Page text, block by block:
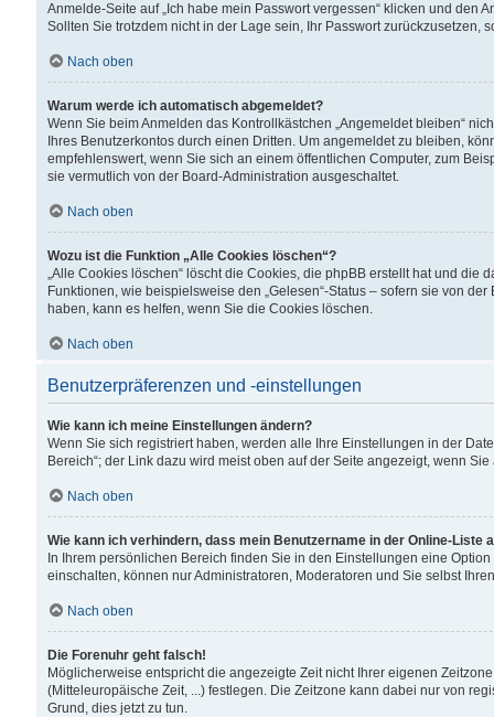
Anmelde-Seite auf „Ich habe mein Passwort vergessen“ klicken und
Sollten Sie trotzdem nicht in der Lage sein, Ihr Passwort zurückzusetzen,
Nach oben
Warum werde ich automatisch abgemeldet?
Wenn Sie beim Anmelden das Kontrollkästchen „Angemeldet bleiben“
Ihres Benutzerkontos durch einen Dritten. Um angemeldet zu bleiben,
empfehlenswert, wenn Sie sich an einem öffentlichen Computer, zum
sie vermutlich von der Board-Administration ausgeschaltet.
Nach oben
Wozu ist die Funktion „Alle Cookies löschen“?
„Alle Cookies löschen“ löscht die Cookies, die phpBB erstellt hat und
Funktionen, wie beispielsweise den „Gelesen“-Status – sofern sie von
haben, kann es helfen, wenn Sie die Cookies löschen.
Nach oben
Benutzerpräferenzen und -einstellungen
Wie kann ich meine Einstellungen ändern?
Wenn Sie sich registriert haben, werden alle Ihre Einstellungen in der
Bereich“; der Link dazu wird meist oben auf der Seite angezeigt, wenn
Nach oben
Wie kann ich verhindern, dass mein Benutzername in der Online-Liste
In Ihrem persönlichen Bereich finden Sie in den Einstellungen eine
einschalten, können nur Administratoren, Moderatoren und Sie selbst
Nach oben
Die Forenuhr geht falsch!
Möglicherweise entspricht die angezeigte Zeit nicht Ihrer eigenen
(Mitteleuropäische Zeit, ...) festlegen. Die Zeitzone kann dabei nur von
Grund, dies jetzt zu tun.